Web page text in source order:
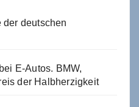
der deutschen
E-Autos. BMW,
der Halbherzigkeit